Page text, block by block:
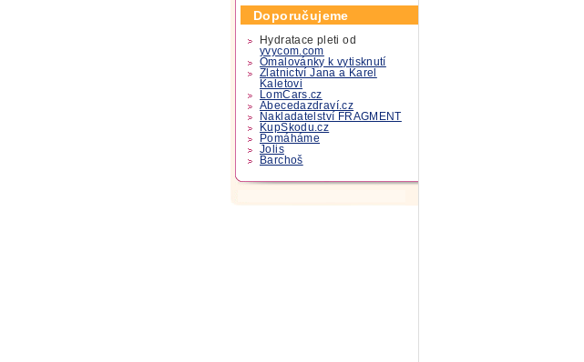
Doporučujeme
Hydratace pleti od
yvycom.com
Omalovánky k vytisknutí
Zlatnictví Jana a Karel
Kaletovi
LomCars.cz
Abecedazdraví.cz
Nakladatelství FRAGMENT
KupSkodu.cz
Pomáháme
Jolis
Barchoš